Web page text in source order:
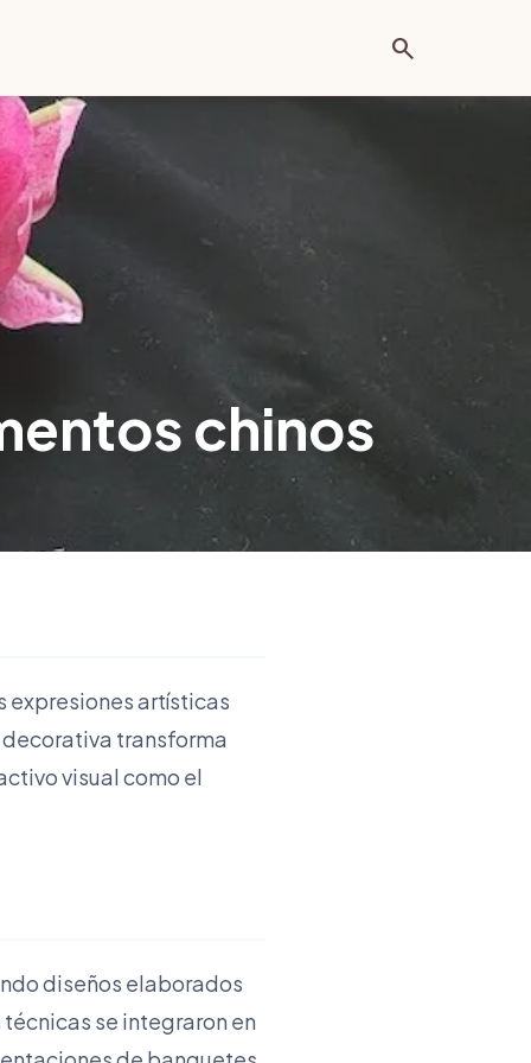
search
chinos
expresiones artísticas
decorativa transforma
visual como el
diseños elaborados
se integraron en